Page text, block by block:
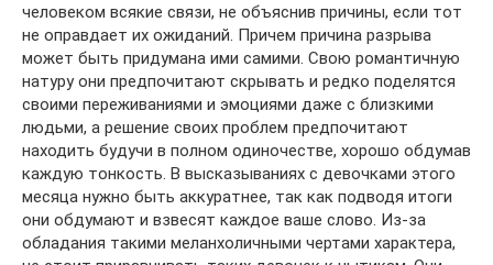
человеком всякие связи, не объяснив причины, если тот
не оправдает их ожиданий. Причем причина разрыва
может быть придумана ими самими. Свою романтичную
натуру они предпочитают скрывать и редко поделятся
своими переживаниями и эмоциями даже с близкими
людьми, а решение своих проблем предпочитают
находить будучи в полном одиночестве, хорошо обдумав
каждую тонкость. В высказываниях с девочками этого
месяца нужно быть аккуратнее, так как подводя итоги
они обдумают и взвесят каждое ваше слово. Из-за
обладания такими меланхоличными чертами характера,